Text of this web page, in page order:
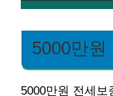
5000만원
5000만원 전세